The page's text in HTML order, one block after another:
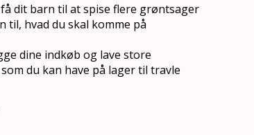
dit barn til at spise flere grøntsager
til, hvad du skal komme på
dine indkøb og lave store
du kan have på lager til travle